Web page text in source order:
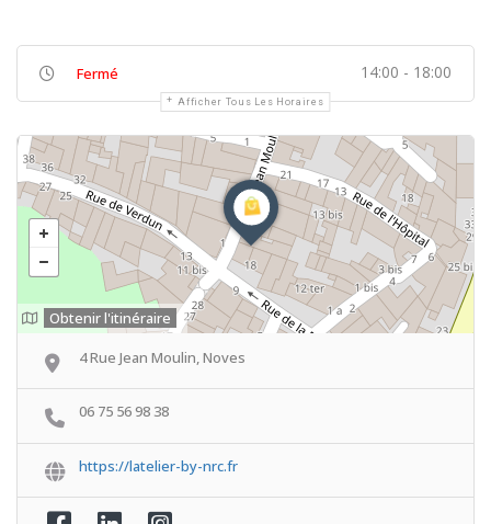
Fermé 14:00 - 18:00
Afficher Tous Les Horaires
Obtenir l'itinéraire
4 Rue Jean Moulin, Noves
06 75 56 98 38
https://latelier-by-nrc.fr